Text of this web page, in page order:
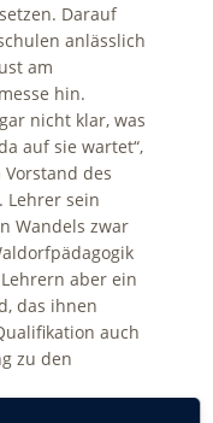
Darauf
anlässlich
am
hin.
nicht klar, was
auf sie wartet“,
des
Lehrer sein
Wandels zwar
aber ein
das ihnen
auch
zu den